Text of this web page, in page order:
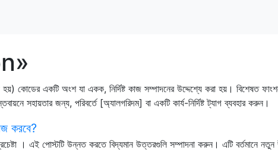
কোডের একটি অংশ যা একক, নির্দিষ্ট কাজ সম্পাদনের উদ্দেশ্যে করা হয়। বিশেষত
সহায়তার জন্য, পরিবর্তে [অ্যালগরিদম] বা একটি কার্য-নির্দিষ্ট ট্যাগ ব্যবহার করুন।
করবে?
। এই পোস্টটি উন্নত করতে বিদ্যমান উত্তরগুলি সম্পাদনা করুন। এটি বর্তমানে